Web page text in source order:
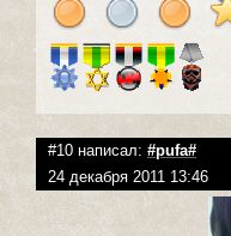
#10 написал: #pufa#
24 декабря 2011 13:46